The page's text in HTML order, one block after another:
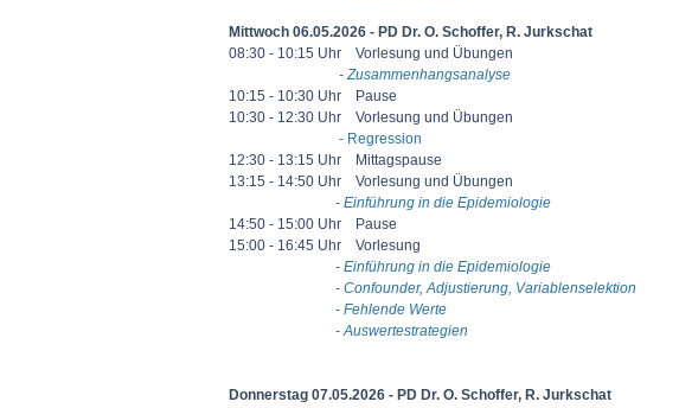
Mittwoch 06.05.2026 - PD Dr. O. Schoffer, R. Jurkschat
08:30 - 10:15 Uhr Vorlesung und Übungen
- Zusammenhangsanalyse
10:15 - 10:30 Uhr Pause
10:30 - 12:30 Uhr Vorlesung und Übungen
- Regression
12:30 - 13:15 Uhr Mittagspause
13:15 - 14:50 Uhr Vorlesung und Übungen
- Einführung in die Epidemiologie
14:50 - 15:00 Uhr Pause
15:00 - 16:45 Uhr Vorlesung
- Einführung in die Epidemiologie
- Confounder, Adjustierung, Variablenselektion
- Fehlende Werte
- Auswertestrategien
Donnerstag 07.05.2026 - PD Dr. O. Schoffer, R. Jurkschat